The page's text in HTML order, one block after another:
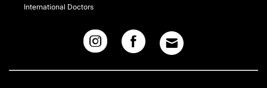
International Doctors